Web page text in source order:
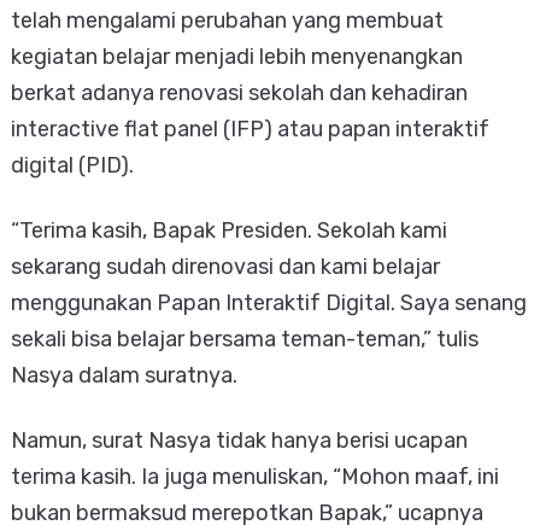
telah mengalami perubahan yang membuat
kegiatan belajar menjadi lebih menyenangkan
berkat adanya renovasi sekolah dan kehadiran
interactive flat panel (IFP) atau papan interaktif
digital (PID).
“Terima kasih, Bapak Presiden. Sekolah kami
sekarang sudah direnovasi dan kami belajar
menggunakan Papan Interaktif Digital. Saya senang
sekali bisa belajar bersama teman-teman,” tulis
Nasya dalam suratnya.
Namun, surat Nasya tidak hanya berisi ucapan
terima kasih. Ia juga menuliskan, “Mohon maaf, ini
bukan bermaksud merepotkan Bapak,” ucapnya